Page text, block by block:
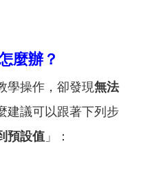
麼辦 ？
操作，卻發現無法
建議可以跟著下列步
預設值 」：